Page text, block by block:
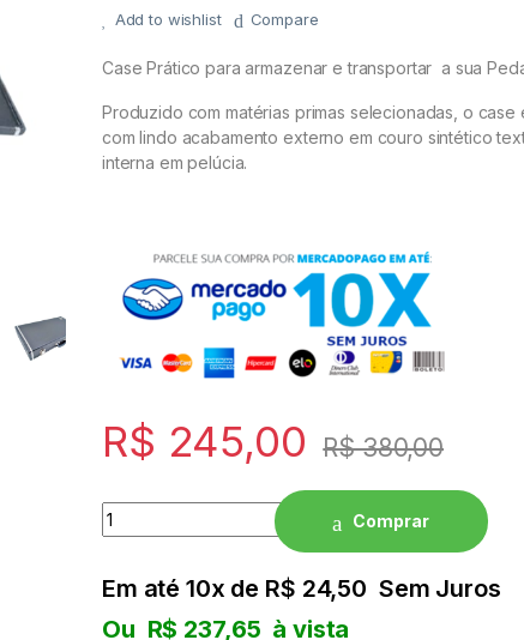
CASIO PX
Add to wishlist Compare
Case Prático para armazenar e transportar a sua
Produzido com matérias primas selecionadas, o case
com lindo acabamento externo em couro sintético
interna em pelúcia.
R$ 245,00 R$380,00
Quantity
Comprar
Em até 10x de R$ 24,50 Sem Juros
Ou R$ 237,65 à vista